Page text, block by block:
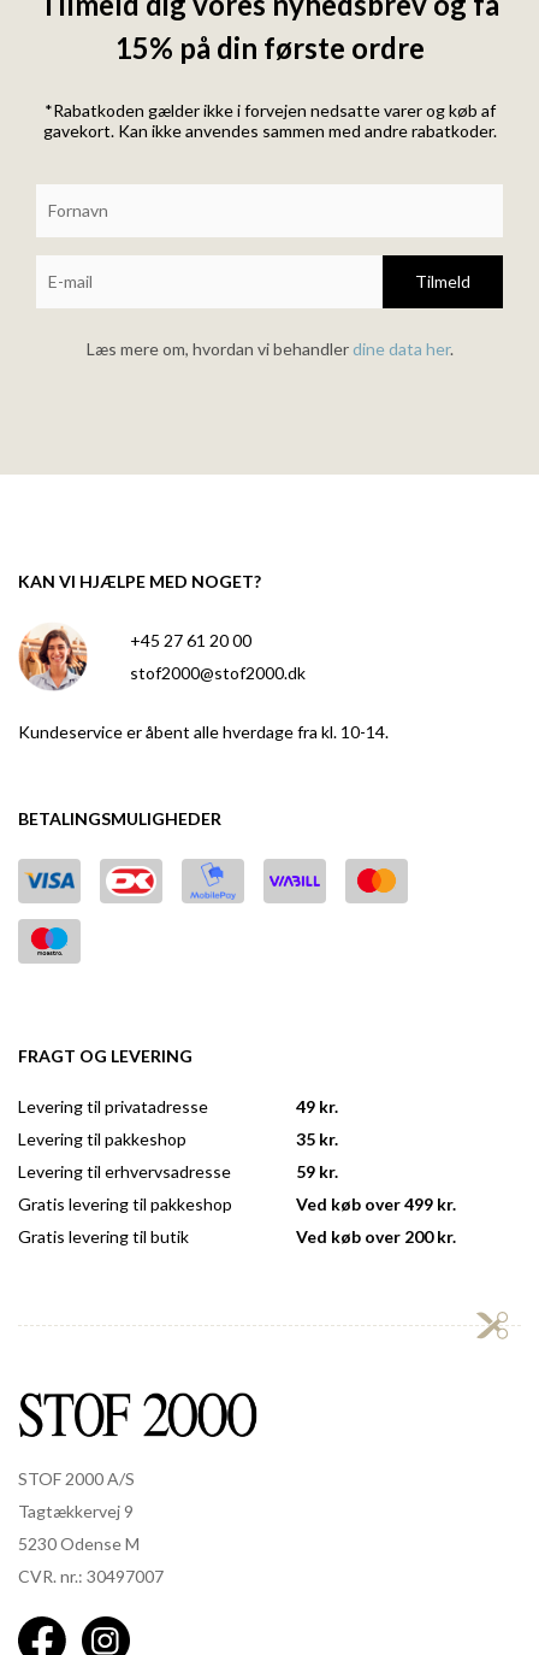
15% på din første ordre
*Rabatkoden gælder ikke i forvejen nedsatte varer og køb af
gavekort. Kan ikke anvendes sammen med andre rabatkoder.
Tilmeld
Læs mere om, hvordan vi behandlerdine data her.
KAN VI HJÆLPE MED NOGET?
+45 27 61 20 00
stof2000@stof2000.dk
Kundeservice er åbent alle hverdage fra kl. 10-14.
BETALINGSMULIGHEDER
FRAGT OG LEVERING
Levering til privatadresse
Levering til pakkeshop
Levering til erhvervsadresse
Gratis levering til pakkeshop
Gratis levering til butik
49 kr.
35 kr.
59 kr.
Ved køb over 499 kr.
Ved køb over 200 kr.
STOF 2000 A/S
Tagtækkervej 9
5230 Odense M
CVR. nr.: 30497007